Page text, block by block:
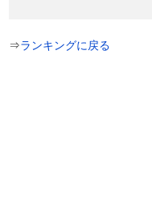
⇒ランキングに戻る